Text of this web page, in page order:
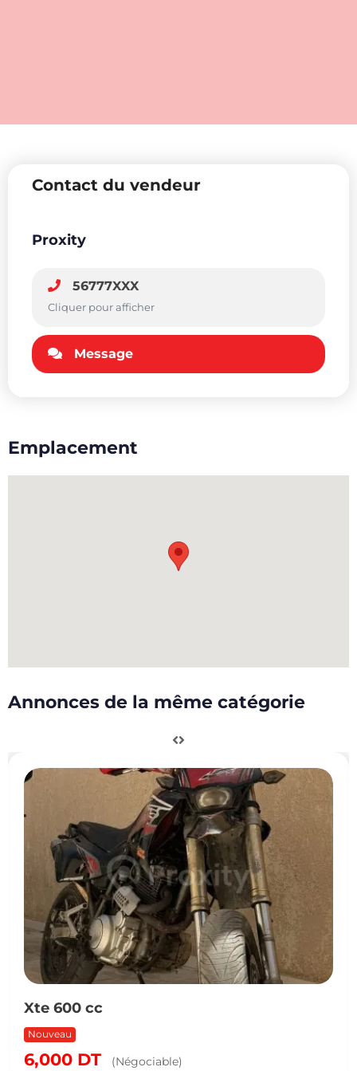
Contact du vendeur
Proxity
56777XXX
Cliquer pour afficher
Message
Emplacement
Annonces de la même catégorie
Xte 600 cc
Nouveau
6,000 DT (Négociable)